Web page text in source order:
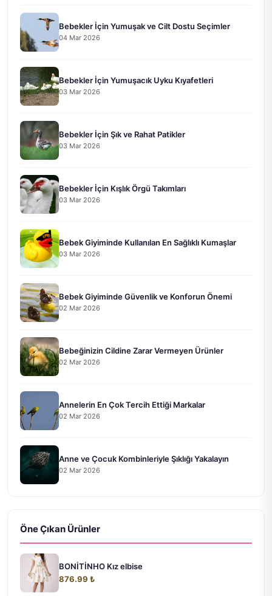
Bebekler İçin Yumuşak ve Cilt Dostu Seçimler
04 Mar 2026
Bebekler İçin Yumuşacık Uyku Kıyafetleri
03 Mar 2026
Bebekler İçin Şık ve Rahat Patikler
03 Mar 2026
Bebekler İçin Kışlık Örgü Takımları
03 Mar 2026
Bebek Giyiminde Kullanılan En Sağlıklı Kumaşlar
03 Mar 2026
Bebek Giyiminde Güvenlik ve Konforun Önemi
02 Mar 2026
Bebeğinizin Cildine Zarar Vermeyen Ürünler
02 Mar 2026
Annelerin En Çok Tercih Ettiği Markalar
02 Mar 2026
Anne ve Çocuk Kombinleriyle Şıklığı Yakalayın
02 Mar 2026
Öne Çıkan Ürünler
BONİTİNHO Kız elbise
876.99 ₺